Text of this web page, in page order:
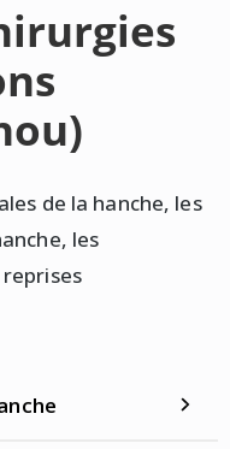
de la hanche, les
les